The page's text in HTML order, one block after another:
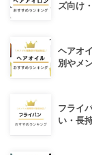
ズ向け
ヘアオ
別やメ
フライ
い・長